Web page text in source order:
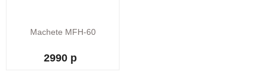
Machete MFH-60
2990 р